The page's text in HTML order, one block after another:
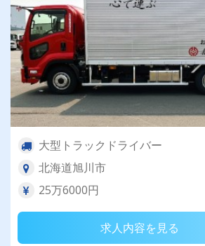
大型トラックドライバー
北海道旭川市
25万6000円
求人内容を見る